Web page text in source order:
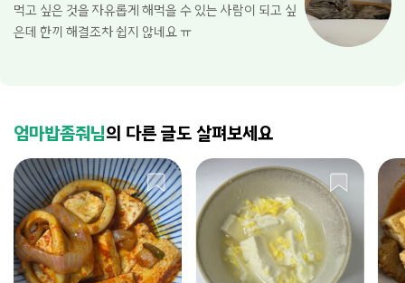
먹고 싶은 것을 자유롭게 해먹을 수 있는 사람이 되고 싶
은데 한끼 해결조차 쉽지 않네요 ㅠ
엄마밥좀줘님의 다른 글도 살펴보세요